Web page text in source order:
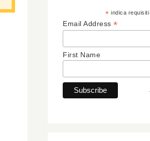
* indica
Email Address *
First Name